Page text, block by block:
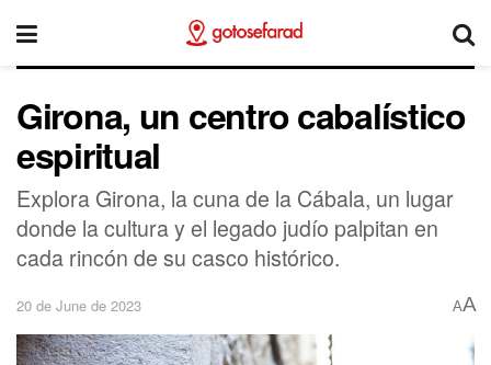
Girona, un centro cabalístico
espiritual
Explora Girona, la cuna de la Cábala, un lugar
donde la cultura y el legado judío palpitan en
cada rincón de su casco histórico.
20 de June de 2023 AA